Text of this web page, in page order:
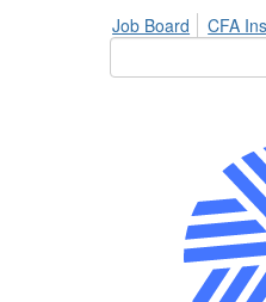
Job Board CFA